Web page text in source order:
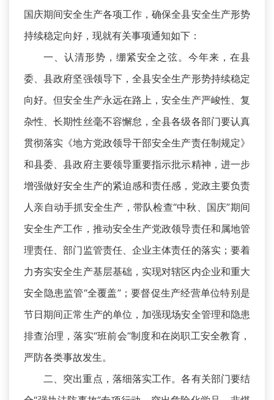
国庆期间安全生产各项工作，确保全县安全生产形势
持续稳定向好，现就有关事项通知如下：
一、认清形势，绷紧安全之弦。今年来，在县
委、县政府坚强领导下，全县安全生产形势持续稳定
向好。但安全生产永远在路上，安全生产严峻性、复
杂性、长期性丝毫不容懈怠，全县各级各部门要认真
贯彻落实《地方党政领导干部安全生产责任制规定》
和县委、县政府主要领导重要指示批示精神，进一步
增强做好安全生产的紧迫感和责任感，党政主要负责
人亲自动手抓安全生产，带队检查“中秋、国庆”期间
安全生产工作，推动安全生产党政领导责任和属地管
理责任、部门监管责任、企业主体责任的落实；要着
力夯实安全生产基层基础，实现对辖区内企业和重大
安全隐患监管“全覆盖”；要督促生产经营单位特别是
节日期间正常生产的单位，加强现场安全管理和隐患
排查治理，落实“班前会”制度和在岗职工安全教育，
严防各类事故发生。
二、突出重点，落细落实工作。各有关部门要结